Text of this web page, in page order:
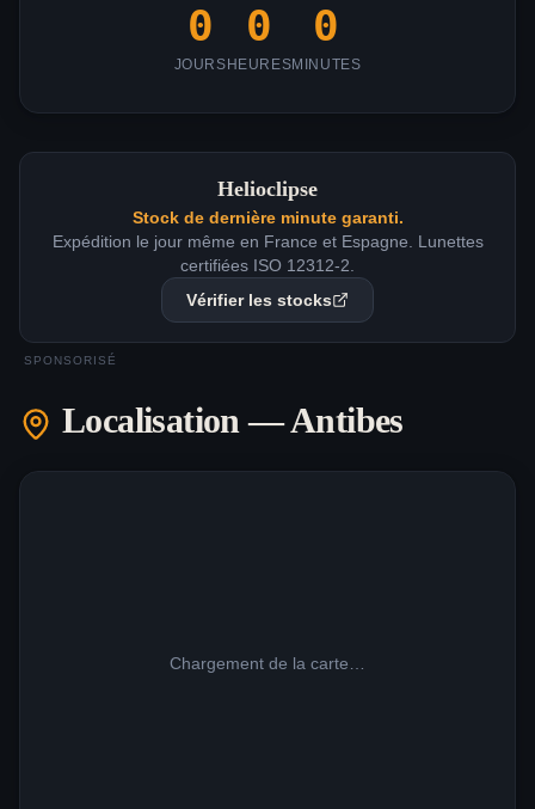
0
JOURS
0
HEURES
0
MINUTES
Helioclipse
Stock de dernière minute garanti.
Expédition le jour même en France et Espagne. Lunettes
certifiées ISO 12312-2.
Vérifier les stocks
SPONSORISÉ
Localisation —Antibes
Chargement de la carte…